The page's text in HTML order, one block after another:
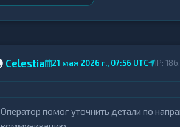
Celestia 21 мая 2026 г., 07:56 UTC IP:
Оператор помог уточнить детали по